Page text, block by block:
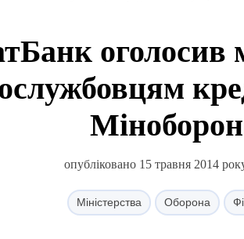
оголосив
опубліковано 15 травня 2014
Міністерства Оборона